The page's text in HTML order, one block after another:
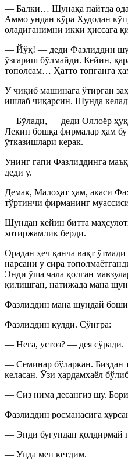
— Балки… Шунақа пайтда
Аммо ундан кўра Худодан
оладиганимни икки ҳиссага
— Йўқ! — деди Фазлиддин шу
ўзгариш бўлмайди. Кейин,
тополсам… Ҳатто топганга
У чиқиб машинага ўтирган
ишлаб чиқарсин. Шунда
— Бўлади, — деди Оллоёр
Лекин бошқа фирмалар ҳам
ўтказишлари керак.
Унинг гапи Фазлиддинга
деди у.
Демак, Малоҳат ҳам, акаси
тўртинчи фирманинг
Шундан кейин битта
хотиржамлик берди.
Орадан ҳеч қанча вақт
нарсани у сира
Энди ўша чала қолган
қилишган, натижада мана
Фазлиддин мана шундай боши
Фазлиддин кулди. Сўнгра:
— Нега, устоз? — дея сўради.
— Семинар бўларкан. Биздан
келасан. Ўзи ҳардамхаёл
— Сиз нима десангиз шу.
Фазлиддин росманасига
— Энди бугундан қолдирмай
— Унда мен кетдим.